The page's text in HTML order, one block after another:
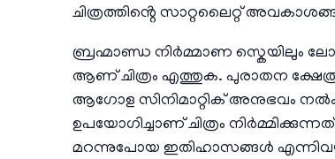
ചിത്രത്തിൻ്റെ സാറ്റലൈറ്റ്
ബ്രഹ്മാണ്ഡ നിർമ്മാണ സ്കെയിലും
ആണ് ചിത്രം എത്തുക. പുരാതന
ആഗോള സിനിമാറ്റിക് അനുഭവം
ഉപയോഗിച്ചാണ് ചിത്രം
മറന്നുപോയ ഇതിഹാസങ്ങൾ